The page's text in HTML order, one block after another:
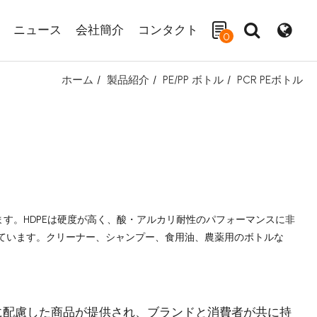
ニュース 会社簡介 コンタクト 0
ホーム 製品紹介 PE/PP ボトル PCR PEボトル
。 HDPEは硬度が高く、酸・アルカリ耐性のパフォーマンスに非
ます。クリーナー、シャンプー、食用油、農薬用のボトルな
慮した商品が提供され、ブランドと消費者が共に持